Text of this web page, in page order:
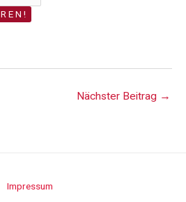
Nächster Beitrag →
Impressum